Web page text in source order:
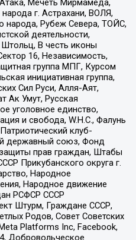
г. Астрахани, ВОЛЯ,
народа, Рубеж Севера, ТОЙС,
деятельности,
В честь иконы
16, Независимость,
группа МПГ, Курсом
инициативная группа,
Сил Руси, Алля-Аят,
Ак Умут, Русская
уголовное единство,
и свобода, W.H.С., Фалунь
клуб-
державный союз, Фонд
прав граждан, Штабы
Прикубанского округа г.
Народное
Народное движение
РСФСР СССР
Штурм, Граждане СССР,
Родов, Совет Советских
Platforms Inc, Facebook,
Добровольческое